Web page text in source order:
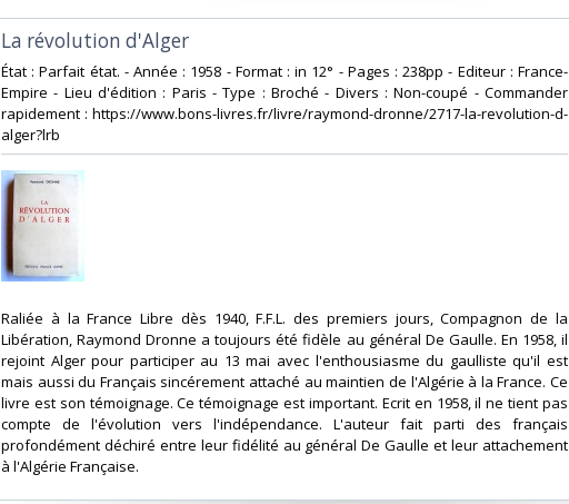
‎La révolution d'Alger‎
‎État : Parfait état. - Année : 1958 - Format : in 12° - Pages : 238pp - Editeur : France-
Empire - Lieu d'édition : Paris - Type : Broché - Divers : Non-coupé - Commander
rapidement : https://www.bons-livres.fr/livre/raymond-dronne/2717-la-revolution-d-
alger?lrb‎
‎Raliée à la France Libre dès 1940, F.F.L. des premiers jours, Compagnon de la
Libération, Raymond Dronne a toujours été fidèle au général De Gaulle. En 1958, il
rejoint Alger pour participer au 13 mai avec l'enthousiasme du gaulliste qu'il est
mais aussi du Français sincérement attaché au maintien de l'Algérie à la France. Ce
livre est son témoignage. Ce témoignage est important. Ecrit en 1958, il ne tient pas
compte de l'évolution vers l'indépendance. L'auteur fait parti des français
profondément déchiré entre leur fidélité au général De Gaulle et leur attachement
à l'Algérie Française.‎